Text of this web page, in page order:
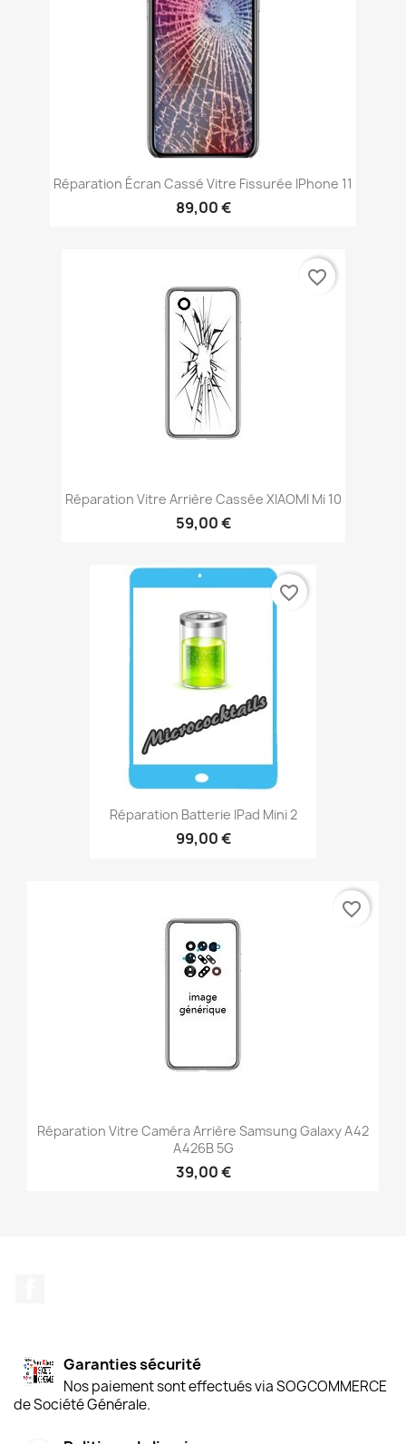
Réparation Écran Cassé Vitre Fissurée IPhone 11
89,00 €
Réparation Vitre Arrière Cassée XIAOMI Mi 10
59,00 €
favorite_border
Réparation Batterie IPad Mini 2
99,00 €
favorite_border
Réparation Vitre Caméra Arrière Samsung Galaxy A42
A426B 5G
39,00 €
favorite_border
Garanties sécurité
Nos paiement sont effectués via SOGCOMMERCE
de Société Générale.